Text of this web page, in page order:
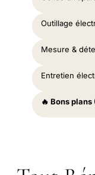
Outillage
Mesure &
Entretien
🔥 Bons